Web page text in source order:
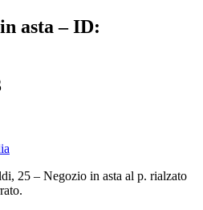
asta – ID:
25 – Negozio in asta al p. rialzato